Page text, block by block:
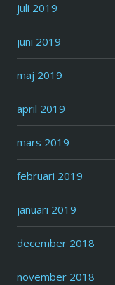
juli 2019
juni 2019
maj 2019
april 2019
mars 2019
februari 2019
januari 2019
december 2018
november 2018